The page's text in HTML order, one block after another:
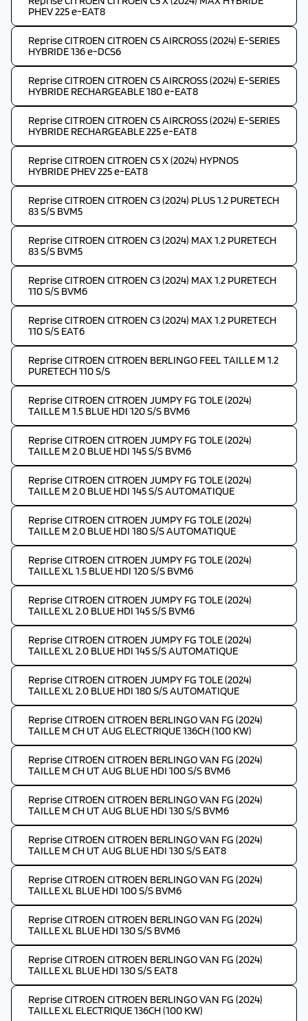
PHEV 225 e-EAT8
Reprise CITROEN CITROEN C5 AIRCROSS (2024) E-SERIES
HYBRIDE 136 e-DCS6
Reprise CITROEN CITROEN C5 AIRCROSS (2024) E-SERIES
HYBRIDE RECHARGEABLE 180 e-EAT8
Reprise CITROEN CITROEN C5 AIRCROSS (2024) E-SERIES
HYBRIDE RECHARGEABLE 225 e-EAT8
Reprise CITROEN CITROEN C5 X (2024) HYPNOS
HYBRIDE PHEV 225 e-EAT8
Reprise CITROEN CITROEN C3 (2024) PLUS 1.2 PURETECH
83 S/S BVM5
Reprise CITROEN CITROEN C3 (2024) MAX 1.2 PURETECH
83 S/S BVM5
Reprise CITROEN CITROEN C3 (2024) MAX 1.2 PURETECH
110 S/S BVM6
Reprise CITROEN CITROEN C3 (2024) MAX 1.2 PURETECH
110 S/S EAT6
Reprise CITROEN CITROEN BERLINGO FEEL TAILLE M 1.2
PURETECH 110 S/S
Reprise CITROEN CITROEN JUMPY FG TOLE (2024)
TAILLE M 1.5 BLUE HDI 120 S/S BVM6
Reprise CITROEN CITROEN JUMPY FG TOLE (2024)
TAILLE M 2.0 BLUE HDI 145 S/S BVM6
Reprise CITROEN CITROEN JUMPY FG TOLE (2024)
TAILLE M 2.0 BLUE HDI 145 S/S AUTOMATIQUE
Reprise CITROEN CITROEN JUMPY FG TOLE (2024)
TAILLE M 2.0 BLUE HDI 180 S/S AUTOMATIQUE
Reprise CITROEN CITROEN JUMPY FG TOLE (2024)
TAILLE XL 1.5 BLUE HDI 120 S/S BVM6
Reprise CITROEN CITROEN JUMPY FG TOLE (2024)
TAILLE XL 2.0 BLUE HDI 145 S/S BVM6
Reprise CITROEN CITROEN JUMPY FG TOLE (2024)
TAILLE XL 2.0 BLUE HDI 145 S/S AUTOMATIQUE
Reprise CITROEN CITROEN JUMPY FG TOLE (2024)
TAILLE XL 2.0 BLUE HDI 180 S/S AUTOMATIQUE
Reprise CITROEN CITROEN BERLINGO VAN FG (2024)
TAILLE M CH UT AUG ELECTRIQUE 136CH (100 KW)
Reprise CITROEN CITROEN BERLINGO VAN FG (2024)
TAILLE M CH UT AUG BLUE HDI 100 S/S BVM6
Reprise CITROEN CITROEN BERLINGO VAN FG (2024)
TAILLE M CH UT AUG BLUE HDI 130 S/S BVM6
Reprise CITROEN CITROEN BERLINGO VAN FG (2024)
TAILLE M CH UT AUG BLUE HDI 130 S/S EAT8
Reprise CITROEN CITROEN BERLINGO VAN FG (2024)
TAILLE XL BLUE HDI 100 S/S BVM6
Reprise CITROEN CITROEN BERLINGO VAN FG (2024)
TAILLE XL BLUE HDI 130 S/S BVM6
Reprise CITROEN CITROEN BERLINGO VAN FG (2024)
TAILLE XL BLUE HDI 130 S/S EAT8
Reprise CITROEN CITROEN BERLINGO VAN FG (2024)
TAILLE XL ELECTRIQUE 136CH (100 KW)